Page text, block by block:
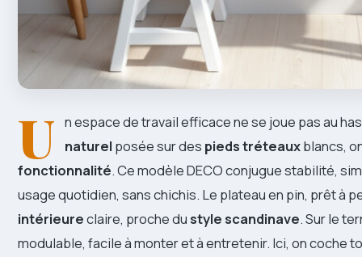
U n espace de travail efficace ne se joue pas au
naturel posée sur des pieds tréteauxblancs,
fonctionnalité. Ce modèle DECO conjugue stabilité,
usage quotidien, sans chichis. Le plateau en pin, prêt à
intérieureclaire, proche dustyle scandinave. Sur le
modulable, facile à monter et à entretenir. Ici, on coche